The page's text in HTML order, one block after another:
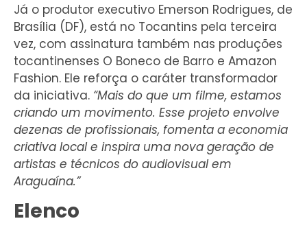
Já o produtor executivo Emerson Rodrigues, de
Brasília (DF), está no Tocantins pela terceira
vez, com assinatura também nas produções
tocantinenses O Boneco de Barro e Amazon
Fashion. Ele reforça o caráter transformador
da iniciativa. “Mais do que um filme, estamos
criando um movimento. Esse projeto envolve
dezenas de profissionais, fomenta a economia
criativa local e inspira uma nova geração de
artistas e técnicos do audiovisual em
Araguaína.”
Elenco